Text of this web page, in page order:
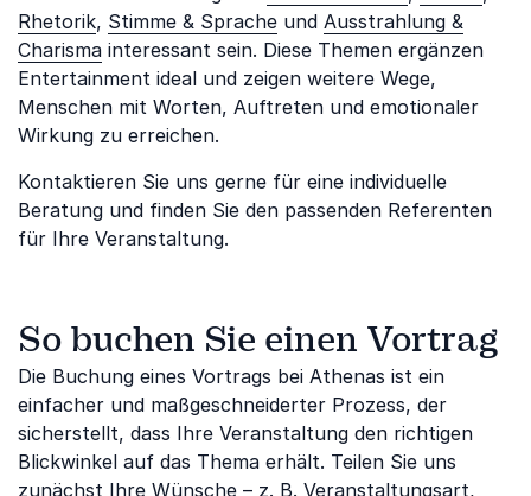
Rhetorik, Stimme & Sprache und Ausstrahlung &
Charisma interessant sein. Diese Themen ergänzen
Entertainment ideal und zeigen weitere Wege,
Menschen mit Worten, Auftreten und emotionaler
Wirkung zu erreichen.
Kontaktieren Sie uns gerne für eine individuelle
Beratung und finden Sie den passenden Referenten
für Ihre Veranstaltung.
So buchen Sie einen Vortrag
Die Buchung eines Vortrags bei Athenas ist ein
einfacher und maßgeschneiderter Prozess, der
sicherstellt, dass Ihre Veranstaltung den richtigen
Blickwinkel auf das Thema erhält. Teilen Sie uns
zunächst Ihre Wünsche – z. B. Veranstaltungsart,